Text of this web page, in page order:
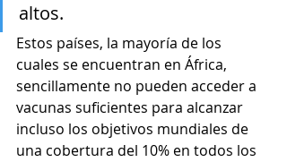
altos.
Estos países, la mayoría de los
cuales se encuentran en África,
sencillamente no pueden acceder a
vacunas suficientes para alcanzar
incluso los objetivos mundiales de
una cobertura del 10% en todos los